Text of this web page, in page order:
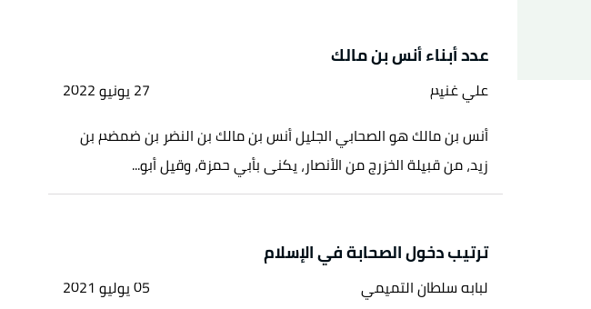
عدد أبناء أنس بن مالك
علي غنيم
27 يونيو 2022
أنس بن مالك هو الصحابي الجليل أنس بن مالك بن النضر بن ضمضم بن
زيد، من قبيلة الخزرج من الأنصار، يكنى بأبي حمزة، وقيل أبو...
ترتيب دخول الصحابة في الإسلام
لبابه سلطان التميمي
05 يوليو 2021